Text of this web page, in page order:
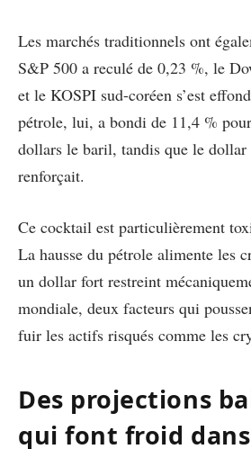
Les marchés traditionnels ont
S&P 500 a reculé de 0,23 %, le
et le KOSPI sud-coréen s’est
pétrole, lui, a bondi de 11,4 %
dollars le baril, tandis que le dollar
renforçait.
Ce cocktail est particulièrement
La hausse du pétrole alimente les
un dollar fort restreint
mondiale, deux facteurs qui
fuir les actifs risqués comme les
Des projections
qui font froid